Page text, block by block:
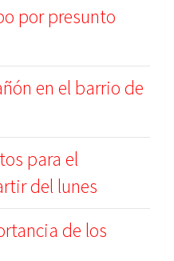
por presunto
en el barrio de
para el
del lunes
de los